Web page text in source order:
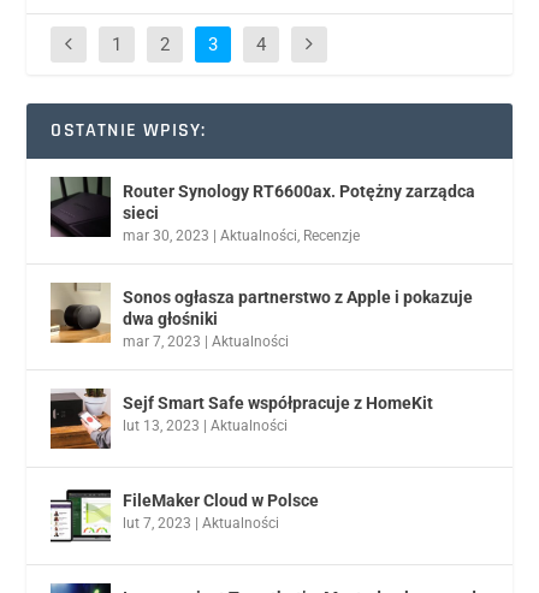
1 2 3 4
OSTATNIE WPISY:
Router Synology RT6600ax. Potężny zarządca
sieci
mar 30, 2023 |Aktualności, Recenzje
Sonos ogłasza partnerstwo z Apple i pokazuje
dwa głośniki
mar 7, 2023 |Aktualności
Sejf Smart Safe współpracuje z HomeKit
lut 13, 2023 |Aktualności
FileMaker Cloud w Polsce
lut 7, 2023 |Aktualności